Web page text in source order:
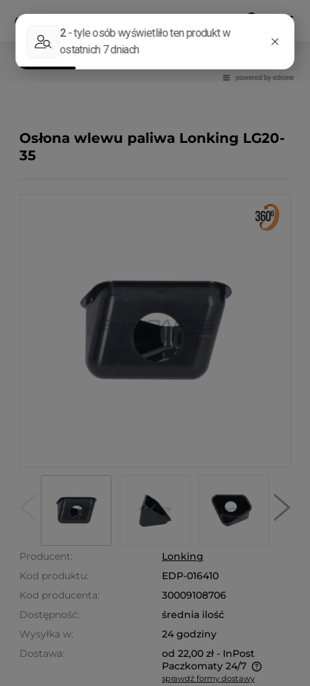
Osłona wlewu paliwa Lonking LG20-
35
Producent:
Lonking
Kod produktu:
EDP-016410
Kod producenta:
30009108706
Dostępność:
średnia ilość
Wysyłka w:
24 godziny
Dostawa:
od 22,00 zł - InPost
Paczkomaty 24/7
Ze względu na niestandardowe wymiary produktu,
sprawdź formy dostawy